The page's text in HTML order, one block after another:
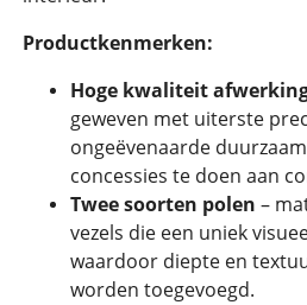
Productkenmerken:
Hoge kwaliteit
geweven met uiterste
ongeëvenaarde
concessies te doen aan
Twee soorten polen –
vezels die een uniek
waardoor diepte en
worden toegevoegd.